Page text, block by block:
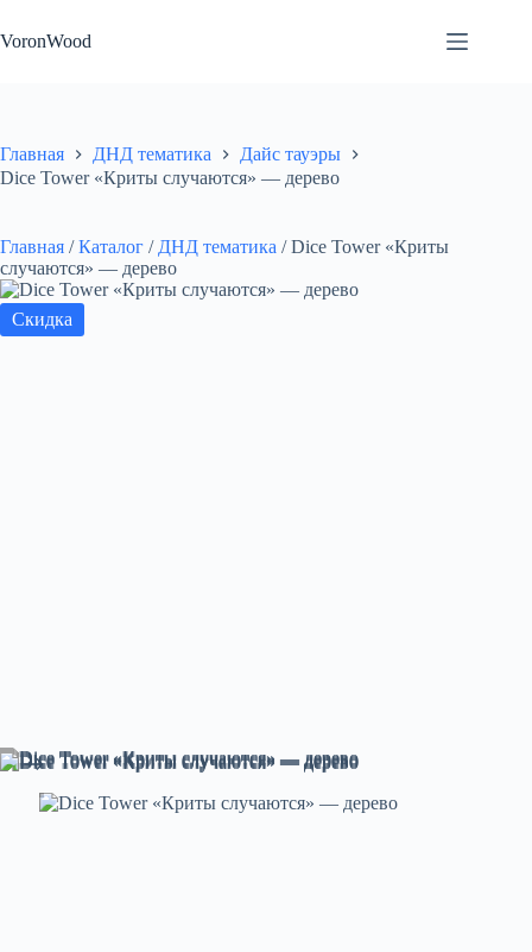
к
сути
VoronWood
Главная ДНД тематика
Дайс тауэры
Dice Tower «Криты случаются» — дерево
Главная / Каталог / ДНД тематика / Dice Tower «Криты
случаются» — дерево
Скидка